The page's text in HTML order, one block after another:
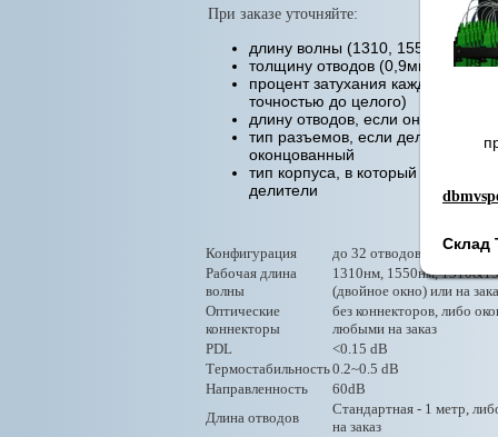
При заказе уточняйте:
длину волны (1310, 1550,
толщину отводов (0,9мм или
процент затухания каждого
точностью до целого)
длину отводов, если они более 1
тип разъемов, если делитель
оконцованный
тип корпуса, в который
делители
Конфигурация
до 32 отводов (звезда,
Рабочая длина
волны
1310нм, 1550нм,
(двойное окно) или на
Оптические
коннекторы
без коннекторов, либо
любыми на заказ
PDL
<0.15 dB
Термостабильность0.2~0.5 dB
Направленность
60dB
Длина отводов
Стандартная - 1 метр,
на заказ
Склад